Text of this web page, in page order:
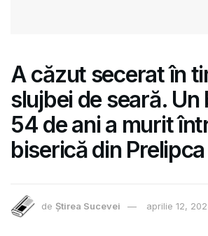
A căzut secerat în
slujbei de seară.
54 de ani a murit
biserică din Prelipca
de Știrea Sucevei aprilie 12,